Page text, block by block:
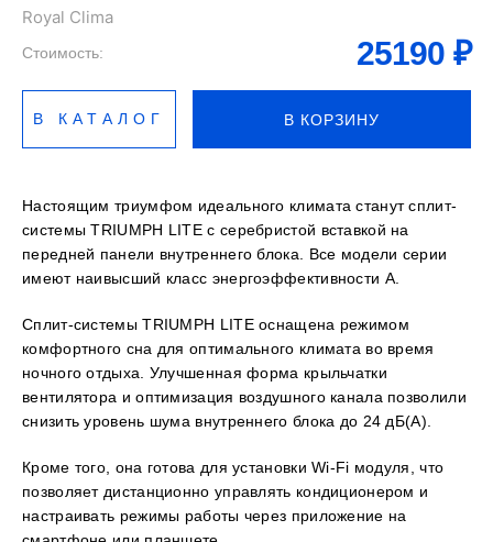
Royal Clima
Стоимость: 25190 ₽
В КАТАЛОГ В КОРЗИНУ
Настоящим триумфом идеального климата станут сплит-
системы TRIUMPH LITE с серебристой вставкой на
передней панели внутреннего блока. Все модели серии
имеют наивысший класс энергоэффективности А.
Сплит-системы TRIUMPH LITE оснащена режимом
комфортного сна для оптимального климата во время
ночного отдыха. Улучшенная форма крыльчатки
вентилятора и оптимизация воздушного канала позволили
снизить уровень шума внутреннего блока до 24 дБ(А).
Кроме того, она готова для установки Wi-Fi модуля, что
позволяет дистанционно управлять кондиционером и
настраивать режимы работы через приложение на